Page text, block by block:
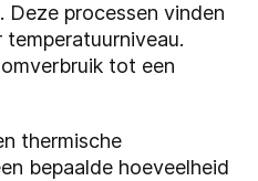
Deze processen vinden
tot een
thermische
bepaalde hoeveelheid